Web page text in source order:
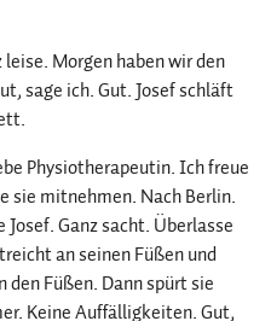
Morgen haben wir den
sage ich. Gut. Josef schläft
Physiotherapeutin. Ich freue
sie mitnehmen. Nach Berlin.
Ganz sacht. Überlasse
an seinen Füßen und
Füßen. Dann spürt sie
Keine Auffälligkeiten. Gut,